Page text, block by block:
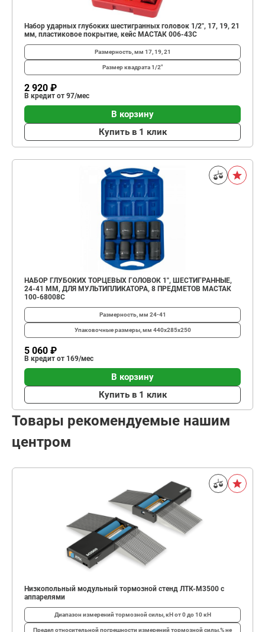
Набор ударных глубоких шестигранных головок 1/2", 17, 19, 21
мм, пластиковое покрытие, кейс МАСТАК 006-43C
Размерность, мм 17, 19, 21
Размер квадрата1/2"
2 920 ₽
В кредит от 97/мес
В корзину
Купить в 1 клик
НАБОР ГЛУБОКИХ ТОРЦЕВЫХ ГОЛОВОК 1", ШЕСТИГРАННЫЕ,
24-41 ММ, ДЛЯ МУЛЬТИПЛИКАТОРА, 8 ПРЕДМЕТОВ МАСТАК
100-68008C
Размерность, мм 24-41
Упаковочные размеры, мм 440х285х250
5 060 ₽
В кредит от 169/мес
В корзину
Купить в 1 клик
Товары рекомендуемые нашим
центром
Низкопольный модульный тормозной стенд ЛТК-М3500 с
аппарелями
Диапазон измерений тормозной силы, кНот 0 до 10 кН
Предел относительной погрешности измерений тормозной силы,%не